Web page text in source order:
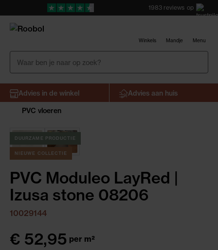
1983 reviews op
Winkels Mandje Menu
Advies in de winkel
Advies aan huis
PVC vloeren
DUURZAME PRODUCTIE
NIEUWE COLLECTIE
PVC Moduleo LayRed |
Izusa stone 08206
10029144
€ 52,95 per m²